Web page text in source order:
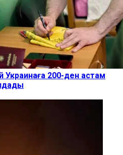
Украинаға 200-ден астам